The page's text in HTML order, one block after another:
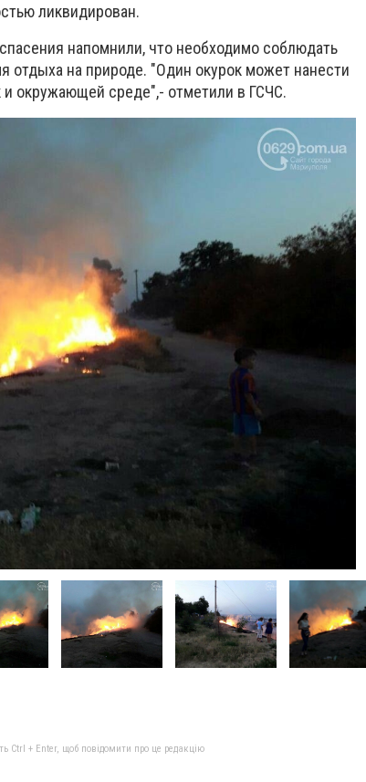
ликвидирован.
напомнили, что необходимо соблюдать
отдыха на природе. "Один окурок может нанести
окружающей среде",- отметили в ГСЧС.
Ctrl + Enter, щоб повідомити про це редакцію